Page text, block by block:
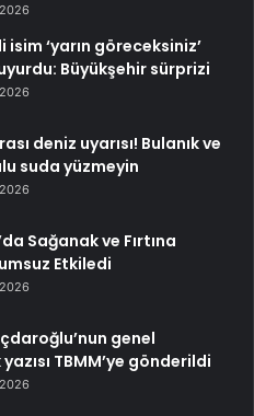
isim ‘yarın göreceksiniz’
Büyükşehir sürprizi
deniz uyarısı! Bulanık ve
suda yüzmeyin
Sağanak ve Fırtına
Etkiledi
genel
TBMM’ye gönderildi